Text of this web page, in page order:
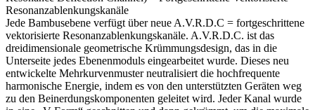
Resonanzablenkungskanäle
Jede Bambusebene verfügt über neue A.V.R.D.C = fortgeschrittene
vektorisierte Resonanzablenkungskanäle. A.V.R.D.C. ist das
dreidimensionale geometrische Krümmungsdesign, das in die
Unterseite jedes Ebenenmoduls eingearbeitet wurde. Dieses neu
entwickelte Mehrkurvenmuster neutralisiert die hochfrequente
harmonische Energie, indem es von den unterstützten Geräten weg
zu den Beinerdungskomponenten geleitet wird. Jeder Kanal wurde